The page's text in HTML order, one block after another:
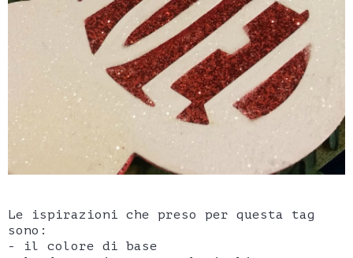
Le ispirazioni che preso per questa tag
sono:
- il colore di base